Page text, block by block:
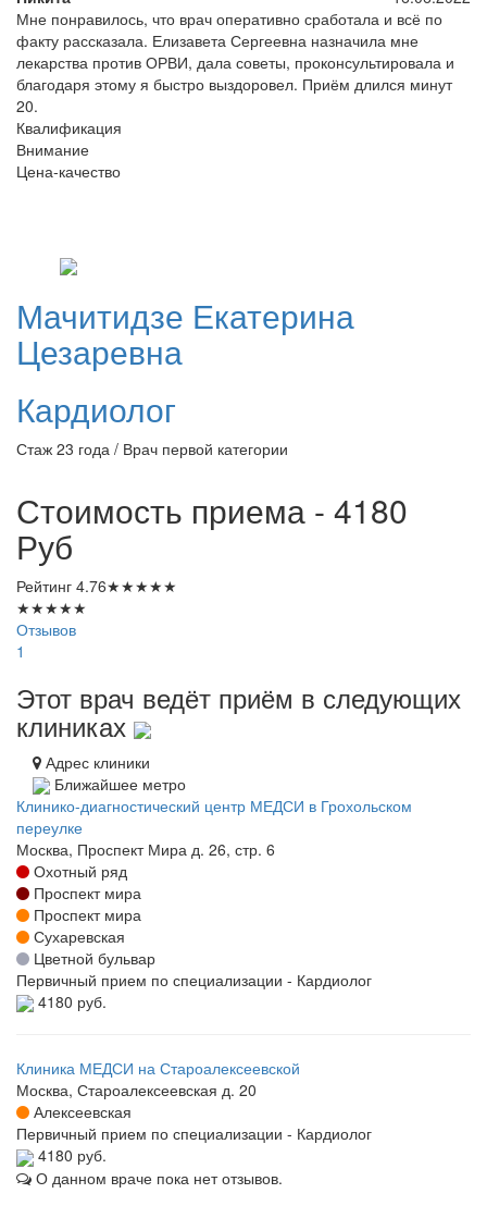
Мне понравилось, что врач оперативно сработала и всё по
факту рассказала. Елизавета Сергеевна назначила мне
лекарства против ОРВИ, дала советы, проконсультировала и
благодаря этому я быстро выздоровел. Приём длился минут
20.
Квалификация
Внимание
Цена-качество
Мачитидзе Екатерина
Цезаревна
Кардиолог
Стаж 23 года / Врач первой категории
Стоимость приема - 4180
Руб
Рейтинг 4.76★★★★★
★★★★★
Отзывов
1
Этот врач ведёт приём в следующих
клиниках
Адрес клиники
Ближайшее метро
Клинико-диагностический центр МЕДСИ в Грохольском
переулке
Москва, Проспект Мира д. 26, стр. 6
Охотный ряд
Проспект мира
Проспект мира
Сухаревская
Цветной бульвар
Первичный прием по специализации - Кардиолог
4180 руб.
Клиника МЕДСИ на Староалексеевской
Москва, Староалексеевская д. 20
Алексеевская
Первичный прием по специализации - Кардиолог
4180 руб.
О данном враче пока нет отзывов.